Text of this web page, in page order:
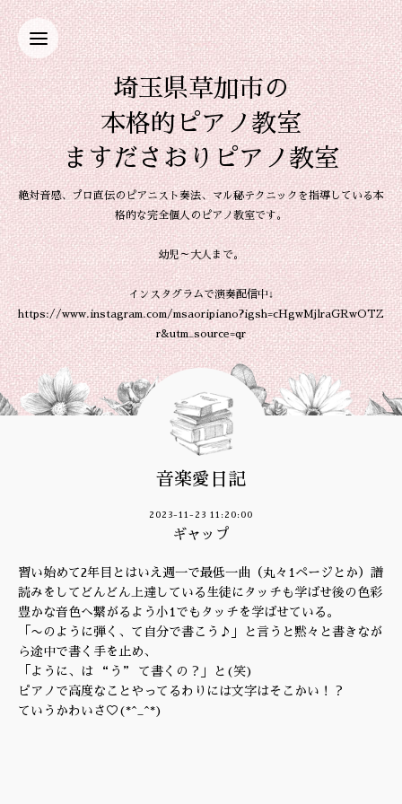
埼玉県草加市の
本格的ピアノ教室
ますださおりピアノ教室
絶対音感、プロ直伝のピアニスト奏法、マル秘テクニックを指導している本
格的な完全個人のピアノ教室です。
幼児～大人まで。
インスタグラムで演奏配信中↓
https://www.instagram.com/msaoripiano?igsh=cHgwMjlraGRwOTZ
r&utm_source=qr
音楽愛日記
2023-11-23 11:20:00
ギャップ
習い始めて2年目とはいえ週一で最低一曲（丸々1ページとか）譜
読みをしてどんどん上達している生徒にタッチも学ばせ後の色彩
豊かな音色へ繋がるよう小1でもタッチを学ばせている。
「〜のように弾く、て自分で書こう♪」と言うと黙々と書きなが
ら途中で書く手を止め、
「ように、は “う” て書くの？」と(笑)
ピアノで高度なことやってるわりには文字はそこかい！？
ていうかわいさ♡(*^_^*)